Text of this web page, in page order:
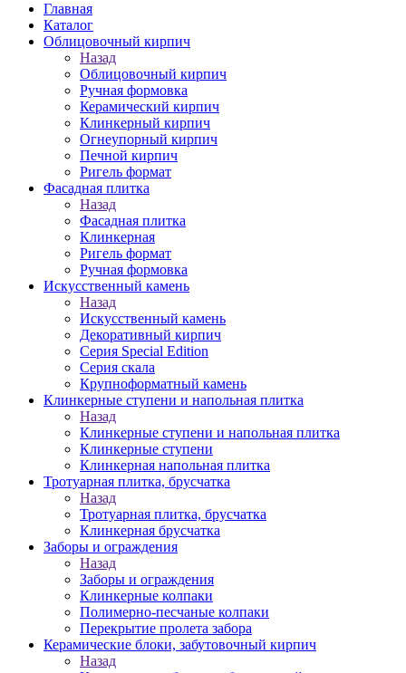
Главная
Каталог
Облицовочный кирпич
Назад
Облицовочный кирпич
Ручная формовка
Керамический кирпич
Клинкерный кирпич
Огнеупорный кирпич
Печной кирпич
Ригель формат
Фасадная плитка
Назад
Фасадная плитка
Клинкерная
Ригель формат
Ручная формовка
Искусственный камень
Назад
Искусственный камень
Декоративный кирпич
Серия Special Edition
Серия скала
Крупноформатный камень
Клинкерные ступени и напольная плитка
Назад
Клинкерные ступени и напольная плитка
Клинкерные ступени
Клинкерная напольная плитка
Тротуарная плитка, брусчатка
Назад
Тротуарная плитка, брусчатка
Клинкерная брусчатка
Заборы и ограждения
Назад
Заборы и ограждения
Клинкерные колпаки
Полимерно-песчаные колпаки
Перекрытие пролета забора
Керамические блоки, забутовочный кирпич
Назад